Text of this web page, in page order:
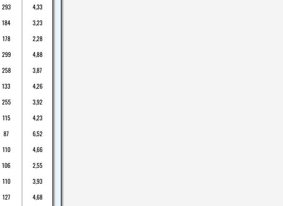
293
4,33
184
3,23
178
2,28
299
4,88
258
3,87
133
4,26
255
3,92
115
4,23
87
6,52
110
4,66
106
2,55
110
3,93
127
4,68